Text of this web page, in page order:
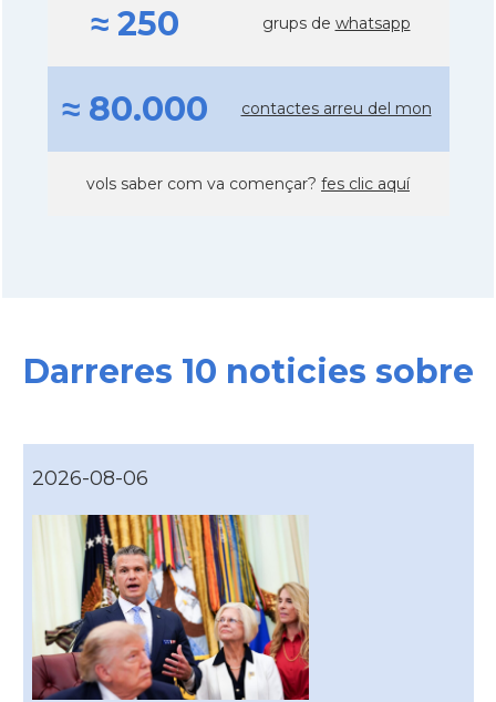
≈ 250 grups de whatsapp
≈ 80.000 contactes arreu del mon
vols saber com va començar? fes clic aquí
Darreres 10 noticies sobre
2026-08-06